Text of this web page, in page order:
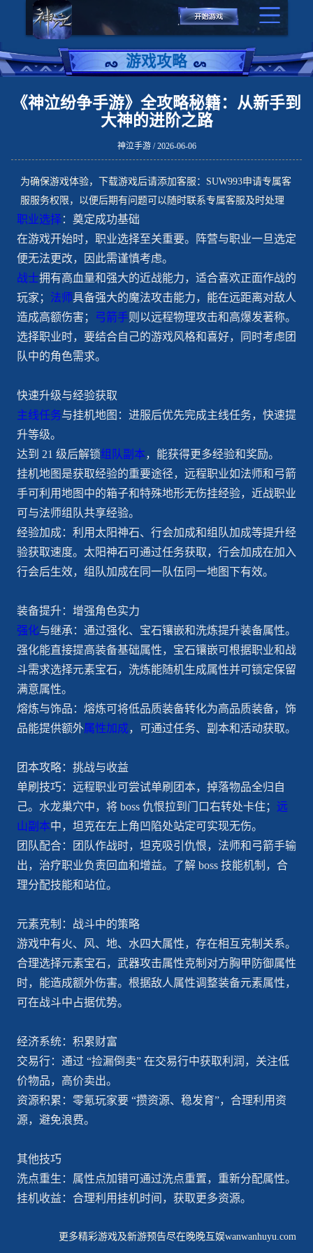
游戏攻略
《神泣纷争手游》全攻略秘籍：从新手到
大神的进阶之路
神泣手游 / 2026-06-06
为确保游戏体验，下载游戏后请添加客服：SUW993申请专属客
服服务权限，以便后期有问题可以随时联系专属客服及时处理
职业选择：奠定成功基础
在游戏开始时，职业选择至关重要。阵营与职业一旦选定
便无法更改，因此需谨慎考虑。
战士拥有高血量和强大的近战能力，适合喜欢正面作战的
玩家； 法师具备强大的魔法攻击能力，能在远距离对敌人
造成高额伤害；
弓箭手则以远程物理攻击和高爆发著称。
选择职业时，要结合自己的游戏风格和喜好，同时考虑团
队中的角色需求。
快速升级与经验获取
主线任务与挂机地图：进服后优先完成主线任务，快速提
升等级。
达到 21 级后解锁组队副本，能获得更多经验和奖励。
挂机地图是获取经验的重要途径，远程职业如法师和弓箭
手可利用地图中的箱子和特殊地形无伤挂经验，近战职业
可与法师组队共享经验。
经验加成：利用太阳神石、行会加成和组队加成等提升经
验获取速度。太阳神石可通过任务获取，行会加成在加入
行会后生效，组队加成在同一队伍同一地图下有效。
装备提升：增强角色实力
强化与继承：通过强化、宝石镶嵌和洗炼提升装备属性。
强化能直接提高装备基础属性，宝石镶嵌可根据职业和战
斗需求选择元素宝石，洗炼能随机生成属性并可锁定保留
满意属性。
熔炼与饰品：熔炼可将低品质装备转化为高品质装备，饰
品能提供额外属性加成，可通过任务、副本和活动获取。
团本攻略：挑战与收益
单刷技巧：远程职业可尝试单刷团本，掉落物品全归自
己。水龙巢穴中，将 boss 仇恨拉到门口右转处卡住； 远
山副本中，坦克在左上角凹陷处站定可实现无伤。
团队配合：团队作战时，坦克吸引仇恨，法师和弓箭手输
出，治疗职业负责回血和增益。了解 boss 技能机制，合
理分配技能和站位。
元素克制：战斗中的策略
游戏中有火、风、地、水四大属性，存在相互克制关系。
合理选择元素宝石，武器攻击属性克制对方胸甲防御属性
时，能造成额外伤害。根据敌人属性调整装备元素属性，
可在战斗中占据优势。
经济系统：积累财富
交易行：通过 “捡漏倒卖” 在交易行中获取利润，关注低
价物品，高价卖出。
资源积累：零氪玩家要 “攒资源、稳发育”，合理利用资
源，避免浪费。
其他技巧
洗点重生：属性点加错可通过洗点重置，重新分配属性。
挂机收益：合理利用挂机时间，获取更多资源。
更多精彩游戏及新游预告尽在晚晚互娱wanwanhuyu.com